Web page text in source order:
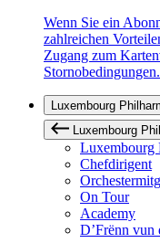
Wenn Sie ein
zahlreichen
Zugang zum
Stornobedingungen.
Luxembourg
Luxembourg
Luxembourg
Chefdirigent
On Tour
Academy
D’Frënn vun